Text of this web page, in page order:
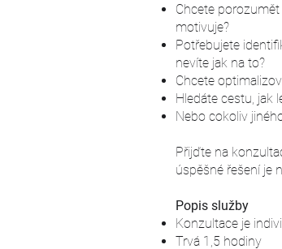
Chcete
motivuje?
Potřebujete
nevíte jak na to?
Chcete
Hledáte cestu, jak
Nebo cokoliv
Přijďte na
úspěšné řešení je
Popis služby
Konzultace je
Trvá 1,5 hodiny